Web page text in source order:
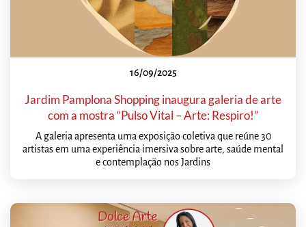
16/09/2025
Jardim Pamplona Shopping inaugura galeria de arte
com a mostra “Pulso Vital – Arte: Respiro!”
A galeria apresenta uma exposição coletiva que reúne 30
artistas em uma experiência imersiva sobre arte, saúde mental
e contemplação nos Jardins